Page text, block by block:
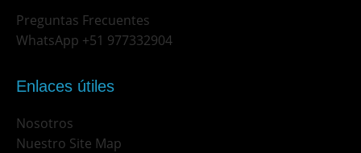
Preguntas Frecuentes
WhatsApp +51 977332904
Enlaces útiles
Nosotros
Nuestro Site Map